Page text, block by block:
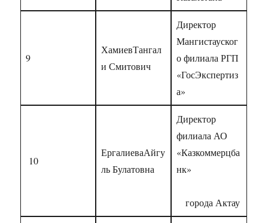
9
ХамиевТангал
и Смитович
Директор
Мангистауског
о филиала РГП
«ГосЭкспертиз
а»
10
ЕргалиеваАйгу
ль Булатовна
Директор
филиала АО
«Казкоммерцба
нк»
города Актау